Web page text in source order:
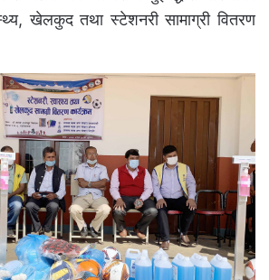
खेलकुद तथा स्टेशनरी सामाग्री वितरण